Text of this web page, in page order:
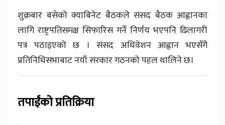
शुक्रबार बसेको क्याबिनेट बैठकले संसद बैठक आह्वानका
लागि राष्ट्रपतिसमक्ष सिफारिस गर्ने निर्णय भएपनि ढिलागरी
पत्र पठाइएको छ । संसद अधिवेशन आह्वान भएसँगै
प्रतिनिधिसभाबाट नयाँ सरकार गठनको पहल थालिने छ।
तपाईंको प्रतिक्रिया